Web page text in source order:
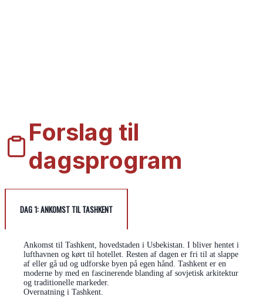
Forslag til
dagsprogram
DAG 1: ANKOMST TIL TASHKENT
Ankomst til Tashkent, hovedstaden i Usbekistan. I bliver hentet i
lufthavnen og kørt til hotellet. Resten af dagen er fri til at slappe
af eller gå ud og udforske byen på egen hånd. Tashkent er en
moderne by med en fascinerende blanding af sovjetisk arkitektur
og traditionelle markeder.
Overnatning i Tashkent.